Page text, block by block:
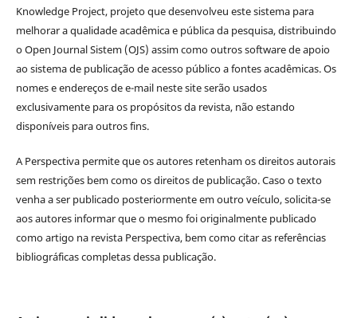
Knowledge Project, projeto que desenvolveu este sistema para
melhorar a qualidade acadêmica e pública da pesquisa, distribuindo
o Open Journal Sistem (OJS) assim como outros software de apoio
ao sistema de publicação de acesso público a fontes acadêmicas. Os
nomes e endereços de e-mail neste site serão usados
exclusivamente para os propósitos da revista, não estando
disponíveis para outros fins.
A Perspectiva permite que os autores retenham os direitos autorais
sem restrições bem como os direitos de publicação. Caso o texto
venha a ser publicado posteriormente em outro veículo, solicita-se
aos autores informar que o mesmo foi originalmente publicado
como artigo na revista Perspectiva, bem como citar as referências
bibliográficas completas dessa publicação.